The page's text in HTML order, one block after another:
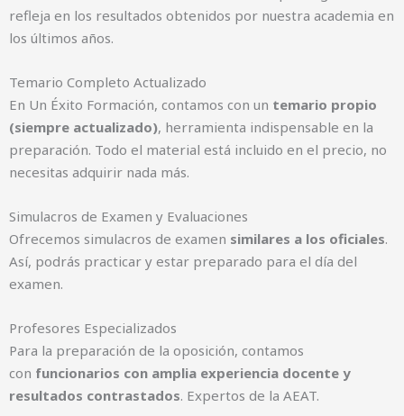
Tendrás
temario
y
podrás
ar
informa
ción
adicion
al en
Campu
s
de un
arduo
trabajo
nuestro
equipo
de
dores.
Contien
en, no
sólo la
normati
n mos
refleja en los resultados obtenidos por nuestra academia en
los últimos años.
Temario Completo Actualizado
En Un Éxito Formación, contamos con un temario propio
(siempre actualizado), herramienta indispensable en la
preparación. Todo el material está incluido en el precio, no
necesitas adquirir nada más.
Simulacros de Examen y Evaluaciones
Ofrecemos simulacros de examen similares a los oficiales.
Así, podrás practicar y estar preparado para el día del
examen.
Profesores Especializados
Para la preparación de la oposición, contamos
con funcionarios con amplia experiencia docente y
resultados contrastados. Expertos de la AEAT.